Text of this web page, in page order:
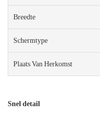
Breedte
Schermtype
Plaats Van Herkomst
Snel detail